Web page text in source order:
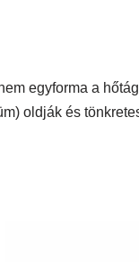
egyforma a
oldják és